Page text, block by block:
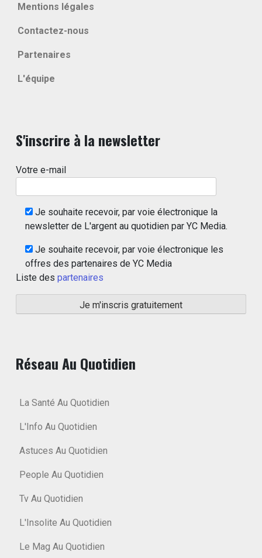
Mentions légales
Contactez-nous
Partenaires
L'équipe
S'inscrire à la newsletter
Votre e-mail
Je souhaite recevoir, par voie électronique la
newsletter de L'argent au quotidien par YC Media.
Je souhaite recevoir, par voie électronique les
offres des partenaires de YC Media
Liste des partenaires
Réseau Au Quotidien
La Santé Au Quotidien
L'Info Au Quotidien
Astuces Au Quotidien
People Au Quotidien
Tv Au Quotidien
L'Insolite Au Quotidien
Le Mag Au Quotidien